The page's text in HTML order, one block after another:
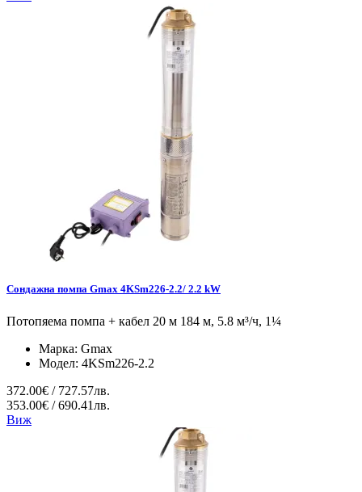
Сондажна помпа Gmax 4KSm226-2.2/ 2.2 kW
Потопяема помпа + кабел 20 м 184 м, 5.8 м³/ч, 1¼
Марка: Gmax
Модел: 4KSm226-2.2
372.00€ / 727.57лв.
353.00€ / 690.41лв.
Виж